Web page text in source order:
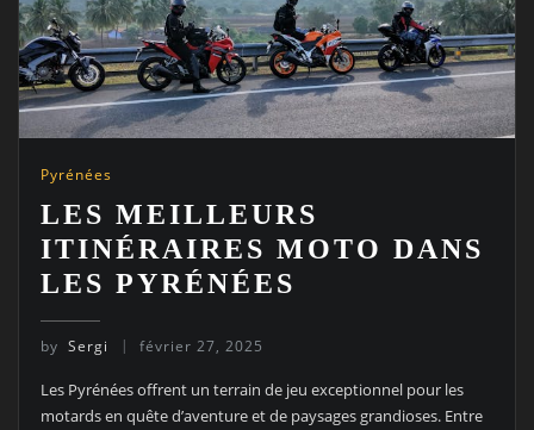
Pyrénées
LES MEILLEURS
ITINÉRAIRES MOTO DANS
LES PYRÉNÉES
by Sergi février 27, 2025
Les Pyrénées offrent un terrain de jeu exceptionnel pour les
motards en quête d’aventure et de paysages grandioses. Entre